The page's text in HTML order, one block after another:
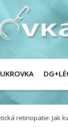
retinopatie: Jak